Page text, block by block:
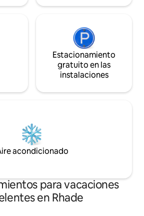
Estacionamiento
gratuito en las
instalaciones
acondicionado
para vacaciones
en Rhade